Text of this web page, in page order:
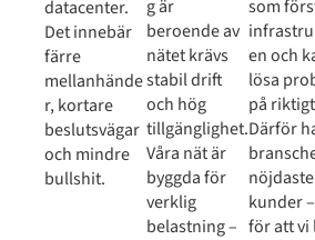
datacenter.
Det innebär
färre
mellanhände
r, kortare
beslutsvägar
och mindre
bullshit.
g är
beroende av
nätet krävs
stabil drift
och hög
tillgänglighet.
Våra nät är
byggda för
verklig
belastning –
som
en och
lösa
på
Därför
nöjdaste
kunder
för att vi